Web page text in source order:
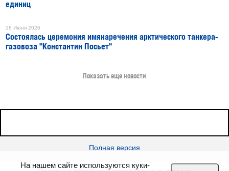
единиц
18 Июня 2026
Состоялась церемония имянаречения арктического танкера-
газовоза "Константин Посьет"
Показать еще новости
Полная версия
На нашем сайте используются куки-